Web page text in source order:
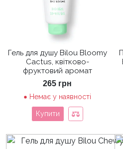
Гель для душу Bilou Bloomy
Cactus, квітково-
фруктовий аромат
265 грн
Немає у наявності
Купити